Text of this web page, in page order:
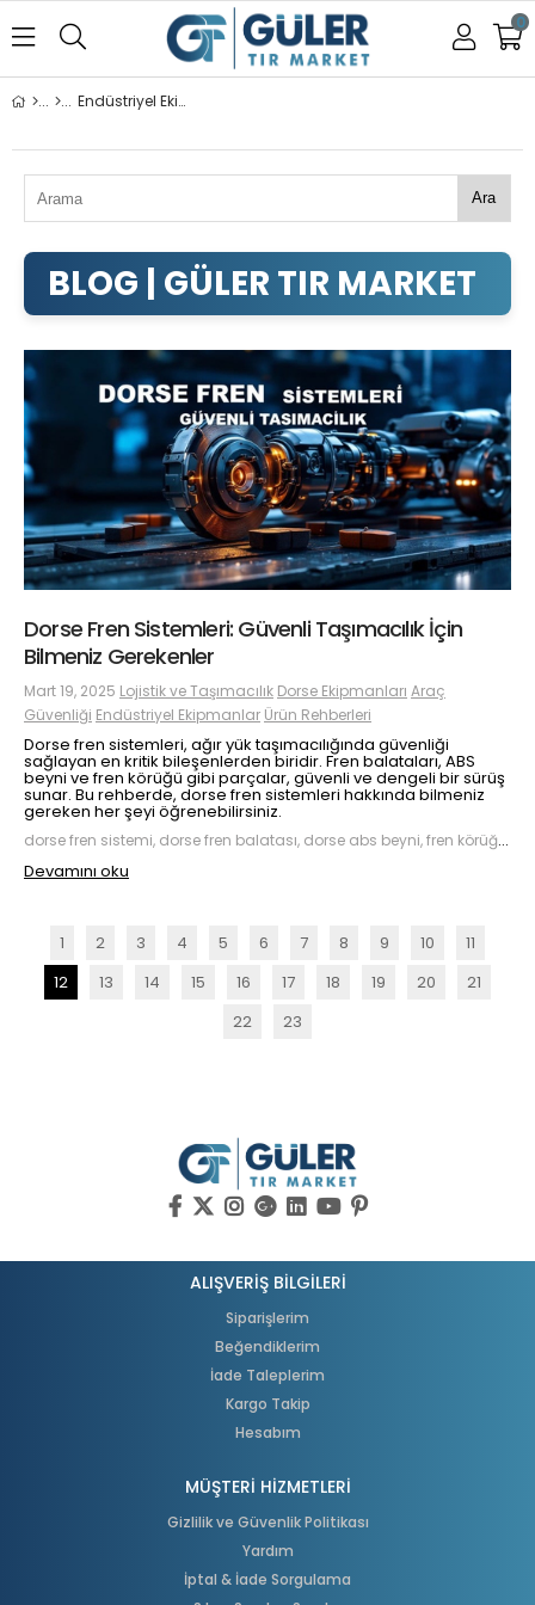
0
Endüstriyel Ekipmanlar
Ara
ENDÜSTRIYEL EKIPMANLAR
Dorse Fren Sistemleri: Güvenli Taşımacılık İçin
Bilmeniz Gerekenler
Mart 19, 2025 Lojistik ve Taşımacılık Dorse Ekipmanları Araç
Güvenliği Endüstriyel Ekipmanlar Ürün Rehberleri
Dorse fren sistemleri, ağır yük taşımacılığında güvenliği
sağlayan en kritik bileşenlerden biridir. Fren balataları, ABS
beyni ve fren körüğü gibi parçalar, güvenli ve dengeli bir sürüş
sunar. Bu rehberde, dorse fren sistemleri hakkında bilmeniz
gereken her şeyi öğrenebilirsiniz.
dorse fren sistemi, dorse fren balatası, dorse abs beyni, fren körüğü, fren pabucu
Devamını oku
1 2 3 4 5 6 7 8 9 10
11
12
13 14 15 16 17 18 19 20
21
22
23
ALIŞVERİŞ BİLGİLERİ
Siparişlerim
Beğendiklerim
İade Taleplerim
Kargo Takip
Hesabım
MÜŞTERİ HİZMETLERİ
Gizlilik ve Güvenlik Politikası
Yardım
İptal & İade Sorgulama